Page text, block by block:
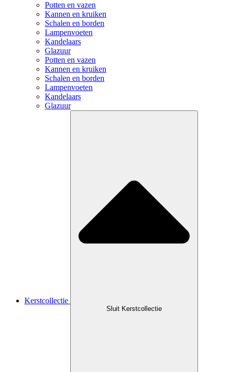
Potten en vazen
Kannen en kruiken
Schalen en borden
Lampenvoeten
Kandelaars
Glazuur
Potten en vazen
Kannen en kruiken
Schalen en borden
Lampenvoeten
Kandelaars
Glazuur
Kerstcollectie
Sluit Kerstcollectie